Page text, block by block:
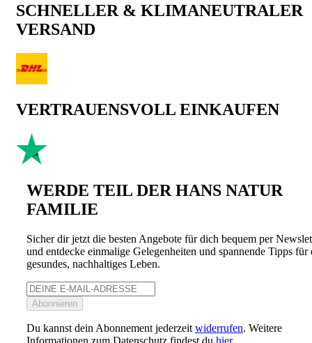
SCHNELLER & KLIMANEUTRALER
VERSAND
VERTRAUENSVOLL EINKAUFEN
WERDE TEIL DER HANS NATUR
FAMILIE
Sicher dir jetzt die besten Angebote für dich bequem per
und entdecke einmalige Gelegenheiten und spannende Tipps für
gesundes, nachhaltiges Leben.
Abonnieren
Du kannst dein Abonnement jederzeit widerrufen. Weitere